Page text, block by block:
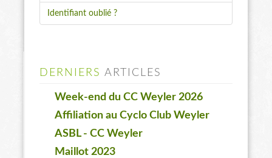
Identifiant oublié ?
DERNIERS ARTICLES
Week-end du CC Weyler 2026
Affiliation au Cyclo Club Weyler
ASBL - CC Weyler
Maillot 2023